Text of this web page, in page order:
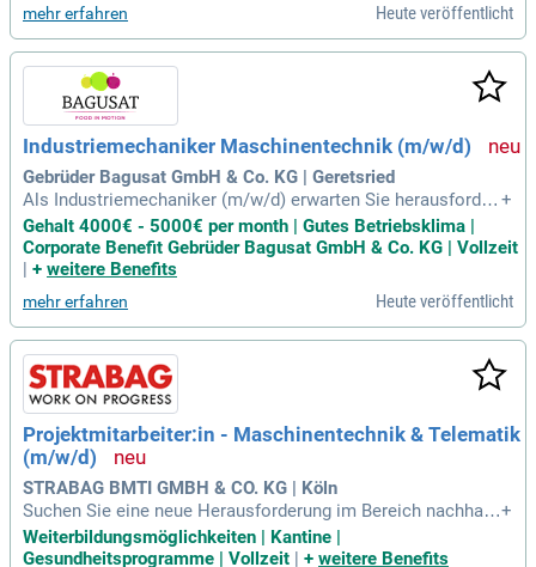
er krisensicheren Branche und profitierst von flachen Hierar
chien in einem familiären Umfeld. Deine Aufgaben beinhalte
n maschinentechnische Installationen sowie die Erweiterun
g kommunaler Wasseranlagen. Wenn du bereit bist zu reise
n und teamorientiert arbeitest, sind wir auf der Suche nach d
ir! Bewirb dich jetzt, indem du auf "Jetzt Bewerben" klickst!
mehr erfahren Heute veröffentlicht
Industriemechaniker Maschinentechnik (m/w/d)
Gebrüder Bagusat GmbH & Co. KG | Geretsried
Als Industriemechaniker (m/w/d) erwarten Sie herausforder
nde Aufgaben in der Wartung und Instandhaltung von Masch
inen und Produktionsanlagen. Ihre präzisen Inspektionen ga
rantieren einen reibungslosen Produktionsablauf, während I
hen engagierte Fachkräfte mit einer abgeschlossenen Beruf
sausbildung als Industriemechaniker, Mechatroniker oder S
chlosser. Idealerweise bringen Sie Erfahrung aus lebensmitt
elproduzierenden Unternehmen mit. Flexibilität für das Zwei-
Schicht-System sowie Rufbereitschaft sind für Sie selbstver
ständlich. Wenn Sie Verantwortung übernehmen und gerne i
m Team arbeiten, sind Sie bei uns genau richtig!
+
Gehalt 4000€ - 5000€ per month | Gutes Betriebsklima |
Corporate Benefit Gebrüder Bagusat GmbH & Co. KG | Vollzeit
| + weitere Benefits
mehr erfahren Heute veröffentlicht
Projektmitarbeiter:in - Maschinentechnik & Telematik
(m/w/d)
STRABAG BMTI GMBH & CO. KG | Köln
Suchen Sie eine neue Herausforderung im Bereich nachhalti
ges Bauen? Bei uns gestalten Sie mit modernster Maschine
ntechnik innovative Projekte und fördern Ihre beruflichen Fä
+
Weiterbildungsmöglichkeiten | Kantine |
Gesundheitsprogramme | Vollzeit
+ weitere Benefits